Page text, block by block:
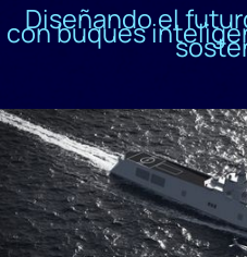
Diseñando el
con buques